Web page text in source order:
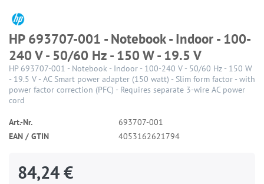
HP 693707-001 - Notebook - Indoor - 100-
240 V - 50/60 Hz - 150 W - 19.5 V
HP 693707-001 - Notebook - Indoor - 100-240 V - 50/60 Hz - 150 W
- 19.5 V - AC Smart power adapter (150 watt) - Slim form factor - with
power factor correction (PFC) - Requires separate 3-wire AC power
cord
Art.-Nr.
693707-001
EAN / GTIN
4053162621794
84,24 €